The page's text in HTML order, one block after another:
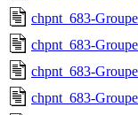
chpnt_683-
chpnt_683-
chpnt_683-
chpnt_683-